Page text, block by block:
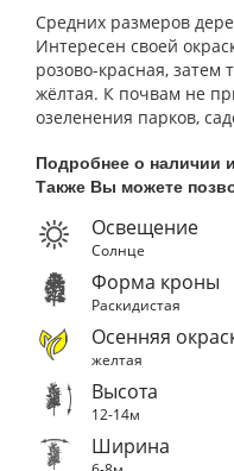
Средних размеров
Интересен своей
розово-красная, затем
жёлтая. К почвам не
озеленения парков,
Подробнее о наличии
Также Вы можете
Освещение
Солнце
Форма кроны
Раскидистая
Осенняя
желтая
Высота
12-14м
Ширина